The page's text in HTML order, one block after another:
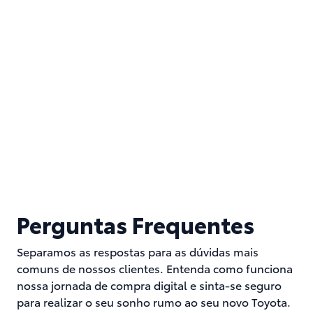
Perguntas Frequentes
Separamos as respostas para as dúvidas mais
comuns de nossos clientes. Entenda como funciona
nossa jornada de compra digital e sinta-se seguro
para realizar o seu sonho rumo ao seu novo Toyota.